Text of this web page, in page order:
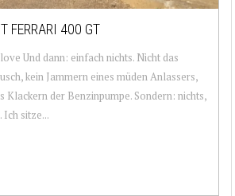
FERRARI 400 GT
Und dann: einfach nichts. Nicht das
kein Jammern eines müden Anlassers,
Klackern der Benzinpumpe. Sondern: nichts,
Ich sitze...